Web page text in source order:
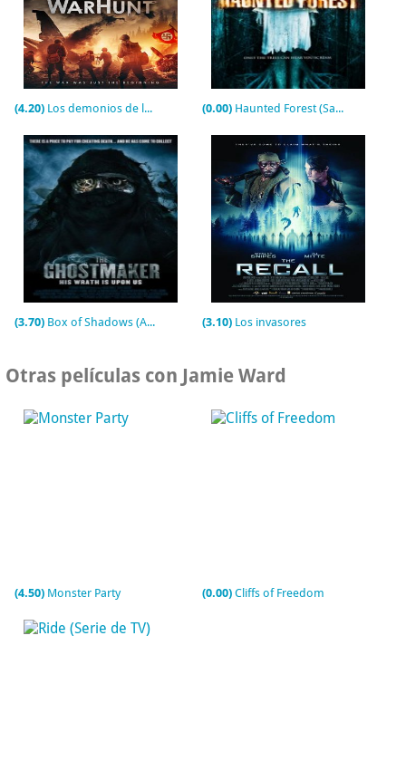
(4.20) Los demonios de la guerra (0.00) Haunted Forest (Satinka)
(3.70) Box of Shadows (AKA The Ghostmaker) (3.10) Los invasores
Otras películas con Jamie Ward
(4.50) Monster Party (0.00)Cliffs of Freedom